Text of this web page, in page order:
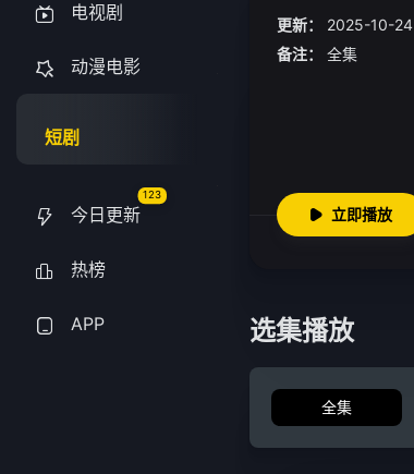
电视剧
动漫电影
短剧
今日更新
123
热榜
APP
更新：
2025-10-24
备注：
全集
立即播放
选集播放
全集